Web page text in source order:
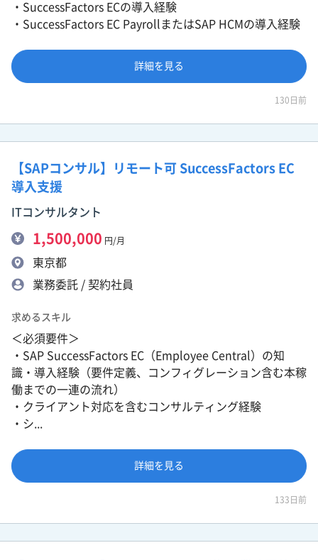
・SuccessFactors ECの導入経験
・SuccessFactors EC PayrollまたはSAP HCMの導入経験
詳細を見る
130日前
【SAPコンサル】リモート可 SuccessFactors EC
導入支援
ITコンサルタント
1,500,000 円/月
東京都
業務委託 / 契約社員
求めるスキル
＜必須要件＞
・SAP SuccessFactors EC（Employee Central）の知
識・導入経験（要件定義、コンフィグレーション含む本稼
働までの一連の流れ）
・クライアント対応を含むコンサルティング経験
・シ...
詳細を見る
133日前